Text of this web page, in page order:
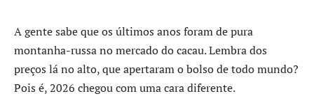
A gente sabe que os últimos anos foram de pura
montanha-russa no mercado do cacau. Lembra dos
preços lá no alto, que apertaram o bolso de todo mundo?
Pois é, 2026 chegou com uma cara diferente.